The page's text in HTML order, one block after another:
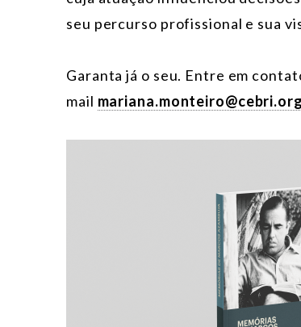
seu percurso profissional e sua
Garanta já o seu. Entre em
mail